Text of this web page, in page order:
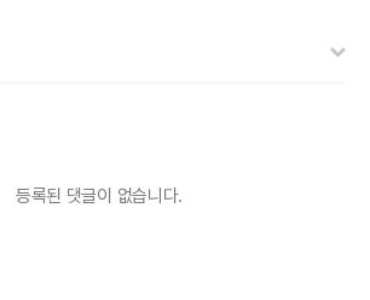
등록된 댓글이 없습니다.